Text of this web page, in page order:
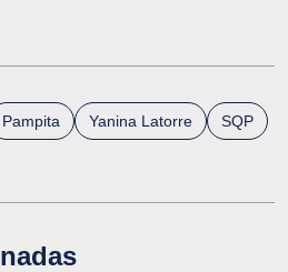
Pampita Yanina Latorre SQP